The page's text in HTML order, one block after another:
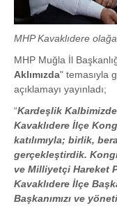
MHP Kavaklıdere
MHP Muğla İl
Aklımızda" temasıyla
açıklamayı yayınladı;
“Kardeşlik
Kavaklıdere İlçe
katılımıyla; birlik,
gerçekleştirdik.
ve Milliyetçi Hareket
Kavaklıdere İlçe
Başkanımızı ve